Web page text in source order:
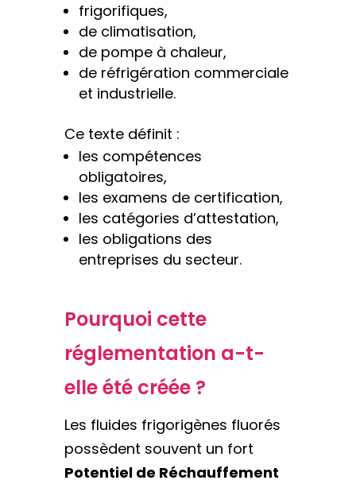
frigorifiques,
de climatisation,
de pompe à chaleur,
de réfrigération commerciale
et industrielle.
Ce texte définit :
les compétences
obligatoires,
les examens de certification,
les catégories d’attestation,
les obligations des
entreprises du secteur.
Pourquoi cette
réglementation a-t-
elle été créée ?
Les fluides frigorigènes fluorés
possèdent souvent un fort
Potentiel de Réchauffement